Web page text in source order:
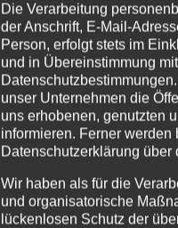
Die Verarbeitung
der Anschrift, E-Mail-
Person, erfolgt stets im
und in Übereinstimmung
unser Unternehmen die
uns erhobenen, genutzten
informieren. Ferner
Datenschutzerklärung
Wir haben als für die
und organisatorische
lückenlosen Schutz der